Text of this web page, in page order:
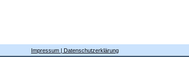
Impressum | Datenschutzerklärung